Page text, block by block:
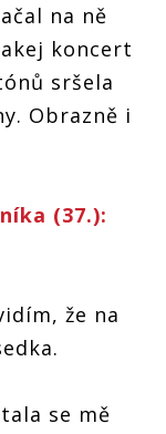
na ně
koncert
sršela
Obrazně i
(37.):
že na
se mě